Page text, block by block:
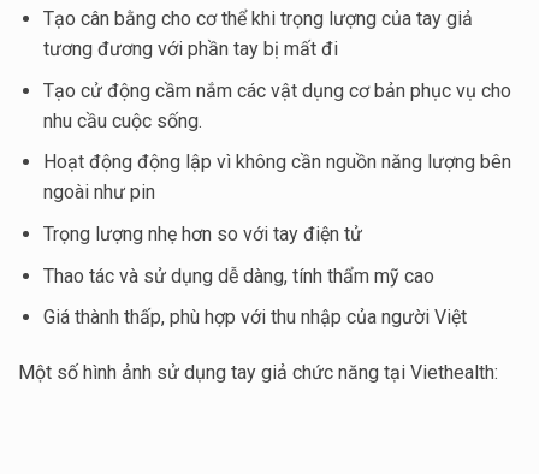
Tạo cân bằng cho cơ thể khi trọng lượng của tay giả
tương đương với phần tay bị mất đi
Tạo cử động cầm nắm các vật dụng cơ bản phục vụ cho
nhu cầu cuộc sống.
Hoạt động động lập vì không cần nguồn năng lượng bên
ngoài như pin
Trọng lượng nhẹ hơn so với tay điện tử
Thao tác và sử dụng dễ dàng, tính thẩm mỹ cao
Giá thành thấp, phù hợp với thu nhập của người Việt
Một số hình ảnh sử dụng tay giả chức năng tại Viethealth: